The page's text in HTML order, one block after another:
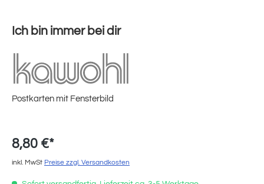
Ich bin immer bei dir
Postkarten mit Fensterbild
8,80 €*
inkl. MwSt Preise zzgl. Versandkosten